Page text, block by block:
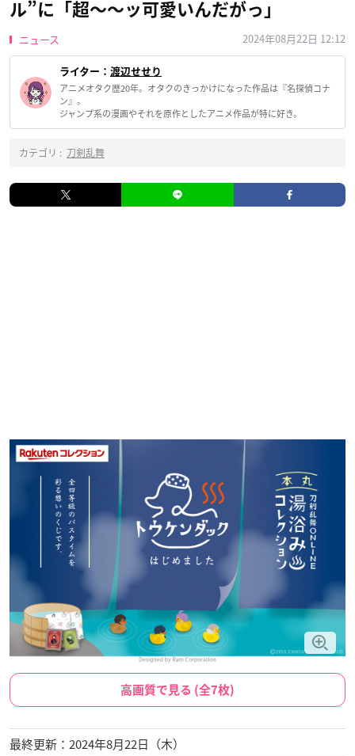
ル”に「超〜〜ッ可愛いんだがっ」
ニュース 2024年08月22日 12:12
ライター： 渡辺せせり
アニメオタク歴20年。オタクのきっかけになった作品は『名探偵コナ
ン』。
ジャンプ系の漫画やそれを原作としたアニメ作品が特に好き。
カテゴリ : 刀剣乱舞
高画質で見る (全7枚)
最終更新：2024年8月22日（木）